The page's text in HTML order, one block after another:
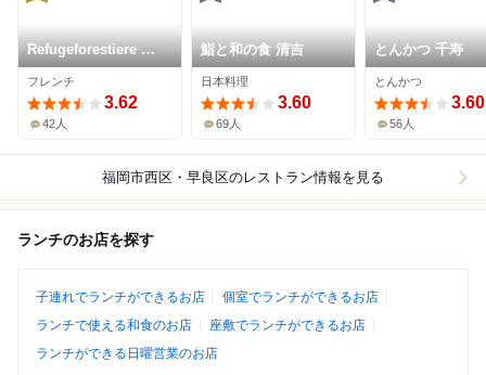
Refugeforestiere 五
島
フレンチ
3.62
42人
鮨と和の食 清吉
日本料理
3.60
69人
とんかつ 千寿
とんかつ
3.60
56人
福岡市西区・早良区のレストラン情報を見る
ランチのお店を探す
子連れでランチができるお店
個室でランチができるお店
ランチで使える和食のお店
座敷でランチができるお店
ランチができる日曜営業のお店